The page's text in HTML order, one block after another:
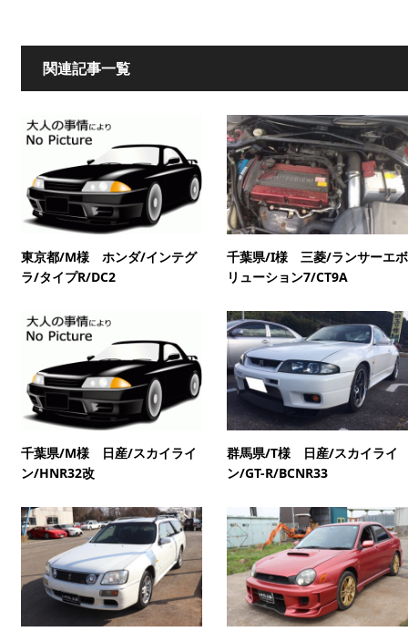
関連記事一覧
東京都/M様 ホンダ/インテグ
ラ/タイプR/DC2
千葉県/I様 三菱/ランサーエボ
リューション7/CT9A
千葉県/M様 日産/スカイライ
ン/HNR32改
群馬県/T様 日産/スカイライ
ン/GT-R/BCNR33